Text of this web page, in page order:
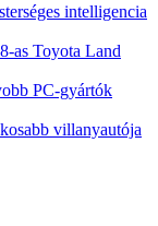
intelligencia
as Toyota Land
PC-gyártók
villanyautója